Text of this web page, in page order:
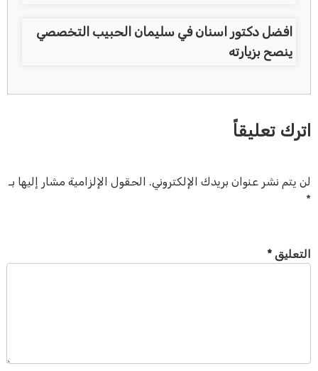
افضل دكتور اسنان في سليمان الحبيب التخصصي
ينصح بزيارته
اترك تعليقاً
لن يتم نشر عنوان بريدك الإلكتروني. الحقول الإلزامية مشار إليها بـ
*
التعليق *